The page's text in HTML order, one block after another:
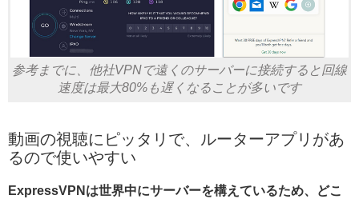
参考までに、他社VPNで遠くのサーバーに接続すると回線
速度は最大80%も遅くなることが多いです
動画の視聴にピッタリで、ルーターアプリがあ
るので使いやすい
ExpressVPNは世界中にサーバーを構えているため、どこ